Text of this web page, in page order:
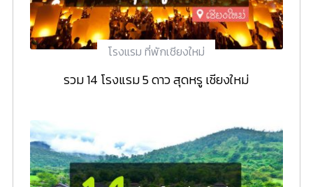
โรงแรม ที่พักเชียงใหม่
รวม 14 โรงแรม 5 ดาว สุดหรู เชียงใหม่